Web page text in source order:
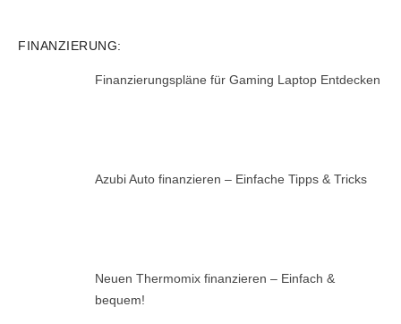
FINANZIERUNG:
Finanzierungspläne für Gaming Laptop Entdecken
Azubi Auto finanzieren – Einfache Tipps & Tricks
Neuen Thermomix finanzieren – Einfach &
bequem!